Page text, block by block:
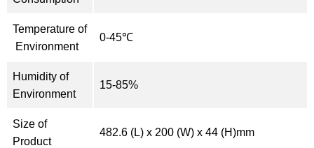
Temperature of
Environment
0-45℃
Humidity of
Environment
15-85%
Size of
Product
482.6 (L) x 200 (W) x 44 (H)mm